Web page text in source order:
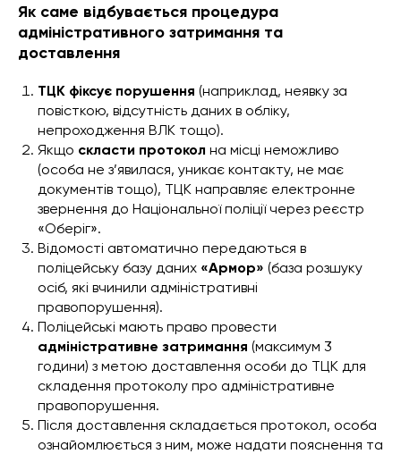
Як саме відбувається процедура
адміністративного затримання та
доставлення
ТЦК фіксує порушення (наприклад, неявку за
повісткою, відсутність даних в обліку,
непроходження ВЛК тощо).
Якщо скласти протокол на місці неможливо
(особа не з’явилася, уникає контакту, не має
документів тощо), ТЦК направляє електронне
звернення до Національної поліції через реєстр
«Оберіг».
Відомості автоматично передаються в
поліцейську базу даних «Армор» (база розшуку
осіб, які вчинили адміністративні
правопорушення).
Поліцейські мають право провести
адміністративне затримання (максимум 3
години) з метою доставлення особи до ТЦК для
складення протоколу про адміністративне
правопорушення.
Після доставлення складається протокол, особа
ознайомлюється з ним, може надати пояснення та